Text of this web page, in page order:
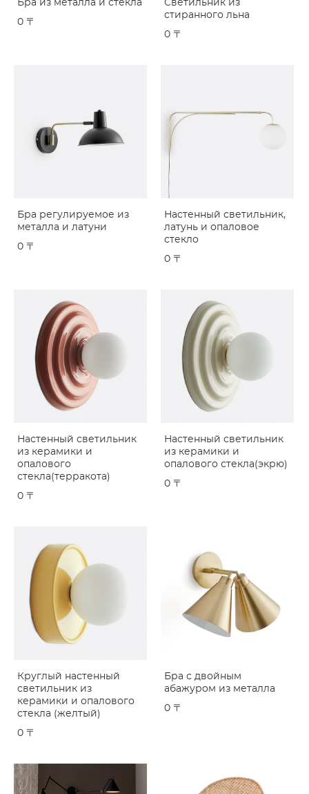
Бра из металла и стекла
0 〒
Светильник из
стиранного льна
0 〒
Бра регулируемое из
металла и латуни
0 〒
Настенный светильник,
латунь и опаловое
стекло
0 〒
Настенный светильник
из керамики и
опалового
стекла(терракота)
0 〒
Настенный светильник
из керамики и
опалового стекла(экрю)
0 〒
Круглый настенный
светильник из
керамики и опалового
стекла (желтый)
0 〒
Бра с двойным
абажуром из металла
0 〒